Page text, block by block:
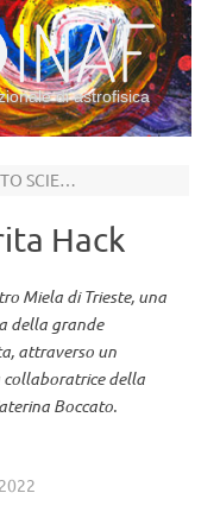
di astrofisica
PER LA RASSEGNA “CAFFÈ CORRETTO SCIENZA. LA CURIOSITÀ RENDE LIBERI”
Hack
Miela di Trieste, una
della grande
attraverso un
collaboratrice della
Boccato.